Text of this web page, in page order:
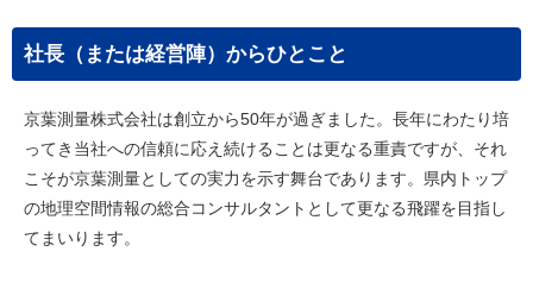
社長（または経営陣）からひとこと
京葉測量株式会社は創立から50年が過ぎました。長年にわたり培
ってき当社への信頼に応え続けることは更なる重責ですが、それ
こそが京葉測量としての実力を示す舞台であります。県内トップ
の地理空間情報の総合コンサルタントとして更なる飛躍を目指し
てまいります。